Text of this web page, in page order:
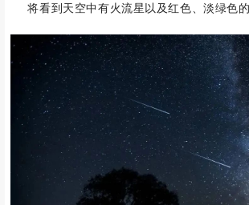
将看到天空中有火流星以及红色、淡绿色